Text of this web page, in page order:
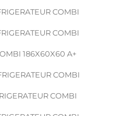
COMBI
COMBI
186X60X60 A+
COMBI
COMBI